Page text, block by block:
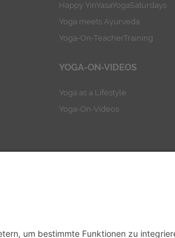
Happy YinYasaYogaSaturdays
Yoga meets Ayurveda
Yoga-On-TeacherTraining
YOGA-ON-VIDEOS
Yoga as a Lifestyle
Yoga-On-Videos